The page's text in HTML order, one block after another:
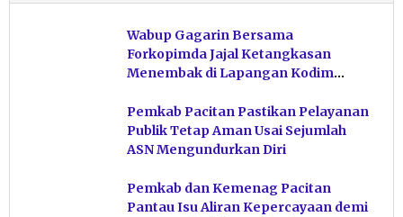
Wabup Gagarin Bersama
Forkopimda Jajal Ketangkasan
Menembak di Lapangan Kodim
Pemkab Pacitan Pastikan Pelayanan
Publik Tetap Aman Usai Sejumlah
ASN Mengundurkan Diri
Pemkab dan Kemenag Pacitan
Pantau Isu Aliran Kepercayaan demi